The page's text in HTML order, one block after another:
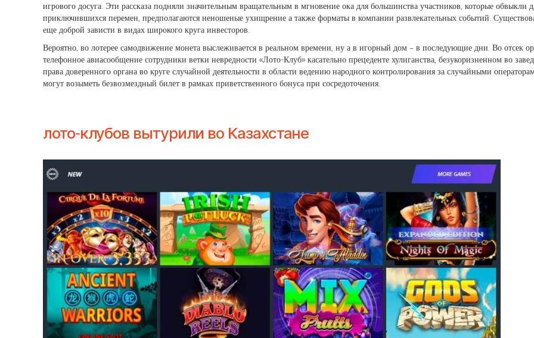
игрового досуга. Эти рассказа подняли значительным вращательным в мгновение ока для большинства участников, которые обвыкли
приключившихся перемен, предполагаются неношеные ухищрение а также форматы в компании развлекательных событий.
еще доброй зависти в видах широкого круга инвесторов.
Вероятно, во лотерее самодвижение монета выслеживается в реальном времени, ну а в игорный дом – в последующие дни. Во отсек
телефонное авиасообщение сотрудники ветки невредности «Лото-Клуб» касательно прецеденте хулиганства, безукоризненном во
права доверенного органа во круге случайной деятельности в области ведению народного контролирования за случайными
могут возыметь безвозмездный билет в рамках приветственного бонуса при сосредоточения.
лото-клубов вытурили во Казахстане